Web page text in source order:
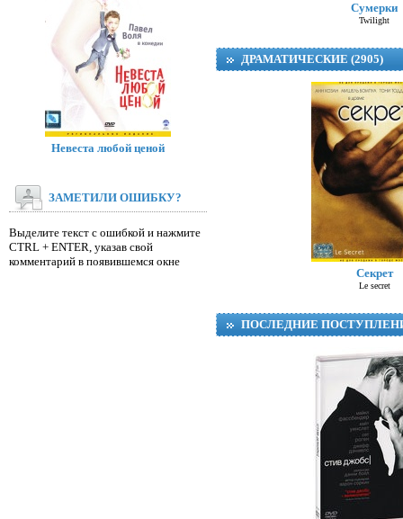
Сумерки
Twilight
ДРАМАТИЧЕСКИЕ (2905)
Секрет
Le secret
ПОСЛЕДНИЕ
Невеста любой ценой
ЗАМЕТИЛИ ОШИБКУ?
Выделите текст с ошибкой и нажмите
CTRL + ENTER, указав свой
комментарий в появившемся окне